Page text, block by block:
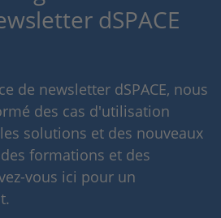
dSPACE
de newsletter dSPACE, nous
des cas d'utilisation
solutions et des nouveaux
formations et des
vous ici pour un